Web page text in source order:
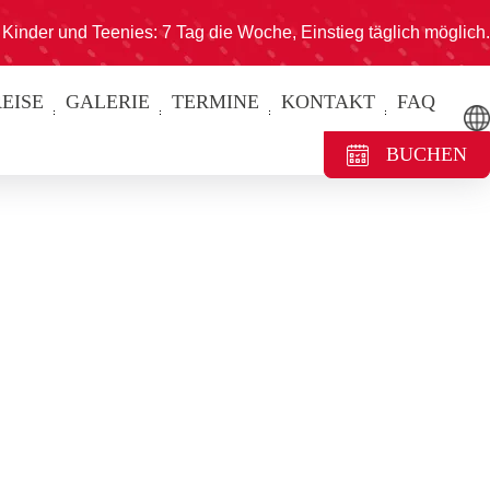
und Teenies: 7 Tag die Woche, Einstieg täglich möglich.
BUCHEN
GALERIE TERMINE KONTAKT FAQ